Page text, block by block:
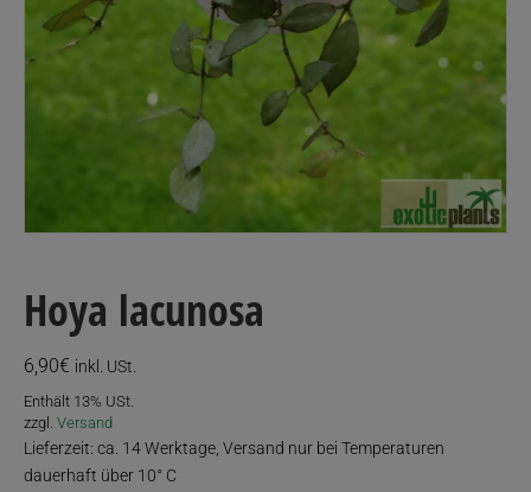
Hoya lacunosa
6,90€ inkl. USt.
Enthält 13% USt.
zzgl. Versand
Lieferzeit: ca. 14 Werktage, Versand nur bei Temperaturen
dauerhaft über 10° C